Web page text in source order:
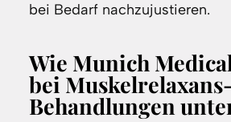
bei Bedarf nachzujustieren.
Wie Munich
bei
Behandlungen